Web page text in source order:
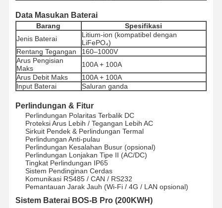
Kontrol
Kualitas
Hubungi
Kami
Bicara
Sekarang
Sistem Tenaga Surya Pv
Pembangkit Tenaga Surya Portabel
Peralatan Rumah Tangga
Lampu Dekorasi
Sistem Energi Terbarukan
Data Masukan Baterai
Barang
Spesifikasi
Jenis Baterai
Litium-ion (kompatibel dengan
LiFePO₄)
Rentang Tegangan
160–1000V
Arus Pengisian
Maks
100A + 100A
Arus Debit Maks
100A + 100A
Input Baterai
Saluran ganda
Perlindungan & Fitur
Perlindungan Polaritas Terbalik DC
Proteksi Arus Lebih / Tegangan Lebih AC
Sirkuit Pendek & Perlindungan Termal
Perlindungan Anti-pulau
Perlindungan Kesalahan Busur (opsional)
Perlindungan Lonjakan Tipe II (AC/DC)
Tingkat Perlindungan IP65
Sistem Pendinginan Cerdas
Komunikasi RS485 / CAN / RS232
Pemantauan Jarak Jauh (Wi-Fi / 4G / LAN opsional)
Sistem Baterai BOS-B Pro (200KWH)